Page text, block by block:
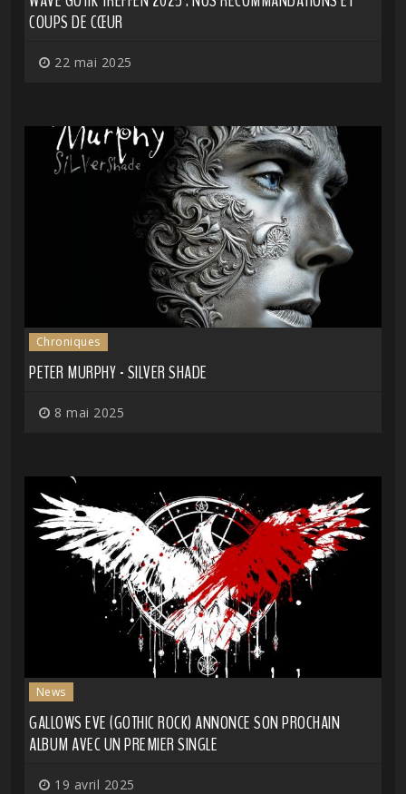
COUPS DE CŒUR
22 mai 2025
Chroniques
PETER MURPHY - SILVER SHADE
8 mai 2025
News
GALLOWS EVE (GOTHIC ROCK) ANNONCE SON PROCHAIN
ALBUM AVEC UN PREMIER SINGLE
19 avril 2025